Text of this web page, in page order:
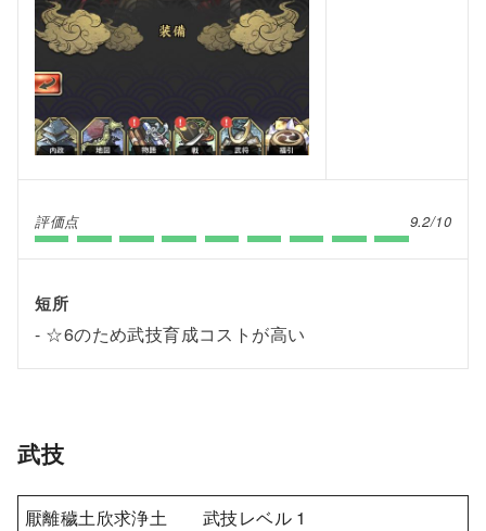
評価点 9.2/10
短所
☆6のため武技育成コストが高い
武技
厭離穢土欣求浄土 武技レベル 1